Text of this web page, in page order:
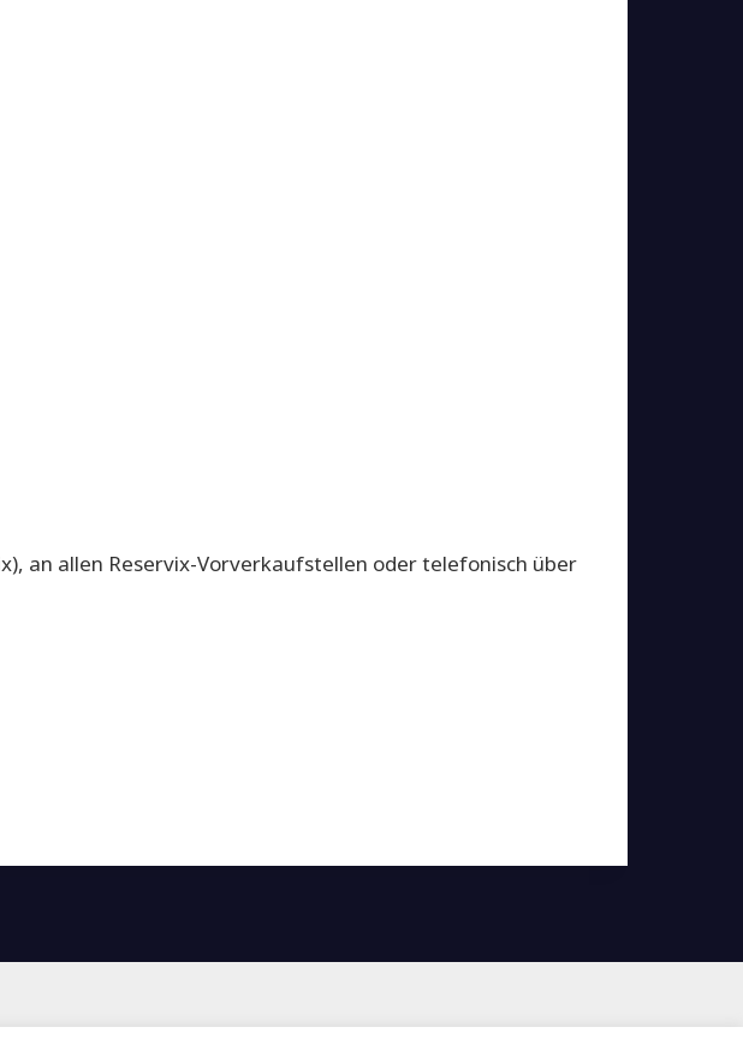
an allen Reservix-Vorverkaufstellen oder telefonisch über
Ulrich |Impressum|Datenschutz|Sitemap